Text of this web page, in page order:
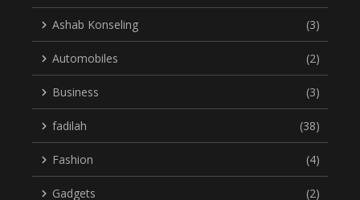
Ashab Konseling (3)
Automobiles (2)
Business (3)
fadilah (38)
Fashion (4)
Gadgets (2)